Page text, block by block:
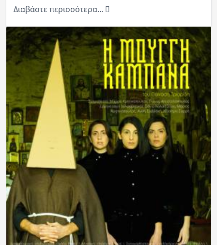
Διαβάστε περισσότερα...